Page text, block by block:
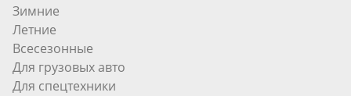
Зимние
Летние
Всесезонные
Для грузовых авто
Для спецтехники